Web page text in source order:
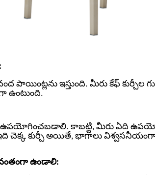
పాయింట్లను ఇస్తుంది. మీరు కేఫ్
ఉంటుంది.
ఉపయోగించబడాలి. కాబట్టి, మీరు ఏది
కుర్చీ అయితే, భాగాలు
ఉండాలి: